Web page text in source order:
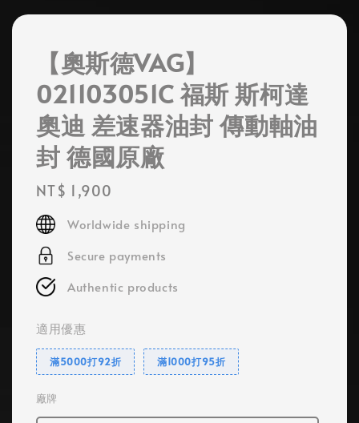
【奧斯德VAG】
021103051C 福斯 斯柯達
奧迪 差速器油封 傳動軸油
封 德國原廠
Regular
price
NT$ 1,900
Worldwide shipping
Secure payments
Authentic products
適用優惠
滿5000打92折 滿1000打95折
廠牌